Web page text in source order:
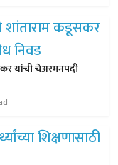
यांची चेअरमनपदी